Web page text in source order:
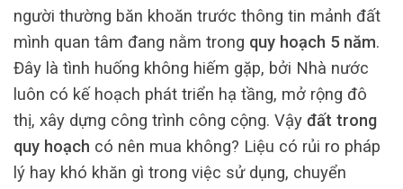
người thường băn khoăn trước thông tin mảnh đất
mình quan tâm đang nằm trong quy hoạch 5 năm.
Đây là tình huống không hiếm gặp, bởi Nhà nước
luôn có kế hoạch phát triển hạ tầng, mở rộng đô
thị, xây dựng công trình công cộng. Vậy đất trong
quy hoạch có nên mua không? Liệu có rủi ro pháp
lý hay khó khăn gì trong việc sử dụng, chuyển